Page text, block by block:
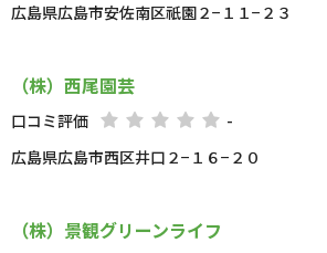
広島県広島市安佐南区祇園２−１１−２３
（株）西尾園芸
口コミ評価
-
広島県広島市西区井口２−１６−２０
（株）景観グリーンライフ